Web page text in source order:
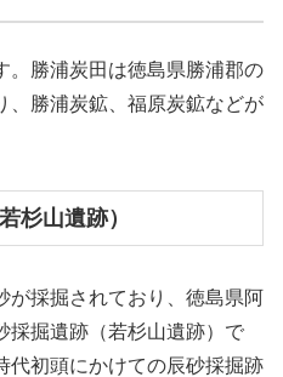
。勝浦炭田は徳島県勝浦郡の
、勝浦炭鉱、福原炭鉱などが
杉山遺跡）
が採掘されており、徳島県阿
採掘遺跡（若杉山遺跡）で
代初頭にかけての辰砂採掘跡